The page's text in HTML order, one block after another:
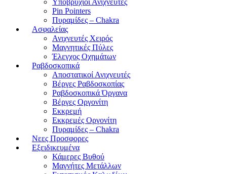
Pin Pointers
Πυραμίδες – Chakra
Ασφαλείας
Ανιχνευτές Χειρός
Μαγνητικές Πύλες
Έλεγχος Οχημάτων
Ραβδοσκοπικά
Αποστατικοί Ανιχνευτές
Βέργες Ραβδοσκοπίας
Ραβδοσκοπικά Όργανα
Βέργες Οργονίτη
Εκκρεμή
Εκκρεμές Οργονίτη
Πυραμίδες – Chakra
Νεες Προσφορες
Εξειδικευμένα
Κάμερες Βυθού
Μαγνήτες Μετάλλων